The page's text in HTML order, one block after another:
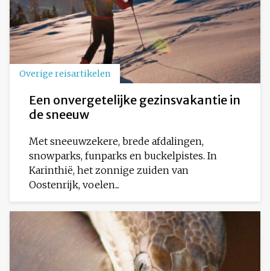
Overige reisartikelen
Een onvergetelijke gezinsvakantie in
de sneeuw
Met sneeuwzekere, brede afdalingen,
snowparks, funparks en buckelpistes. In
Karinthië, het zonnige zuiden van
Oostenrijk, voelen...